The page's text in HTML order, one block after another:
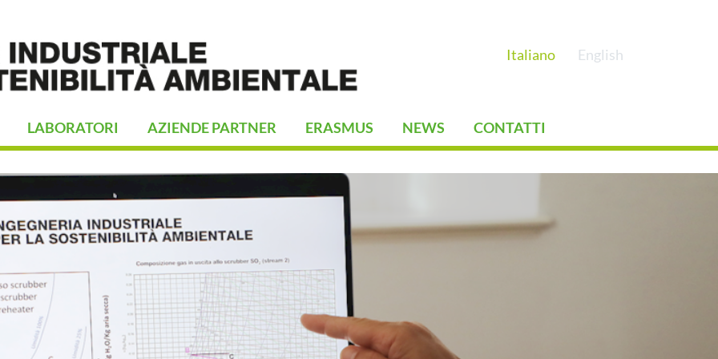
Italiano English
LABORATORI AZIENDE PARTNER ERASMUS NEWS CONTATTI